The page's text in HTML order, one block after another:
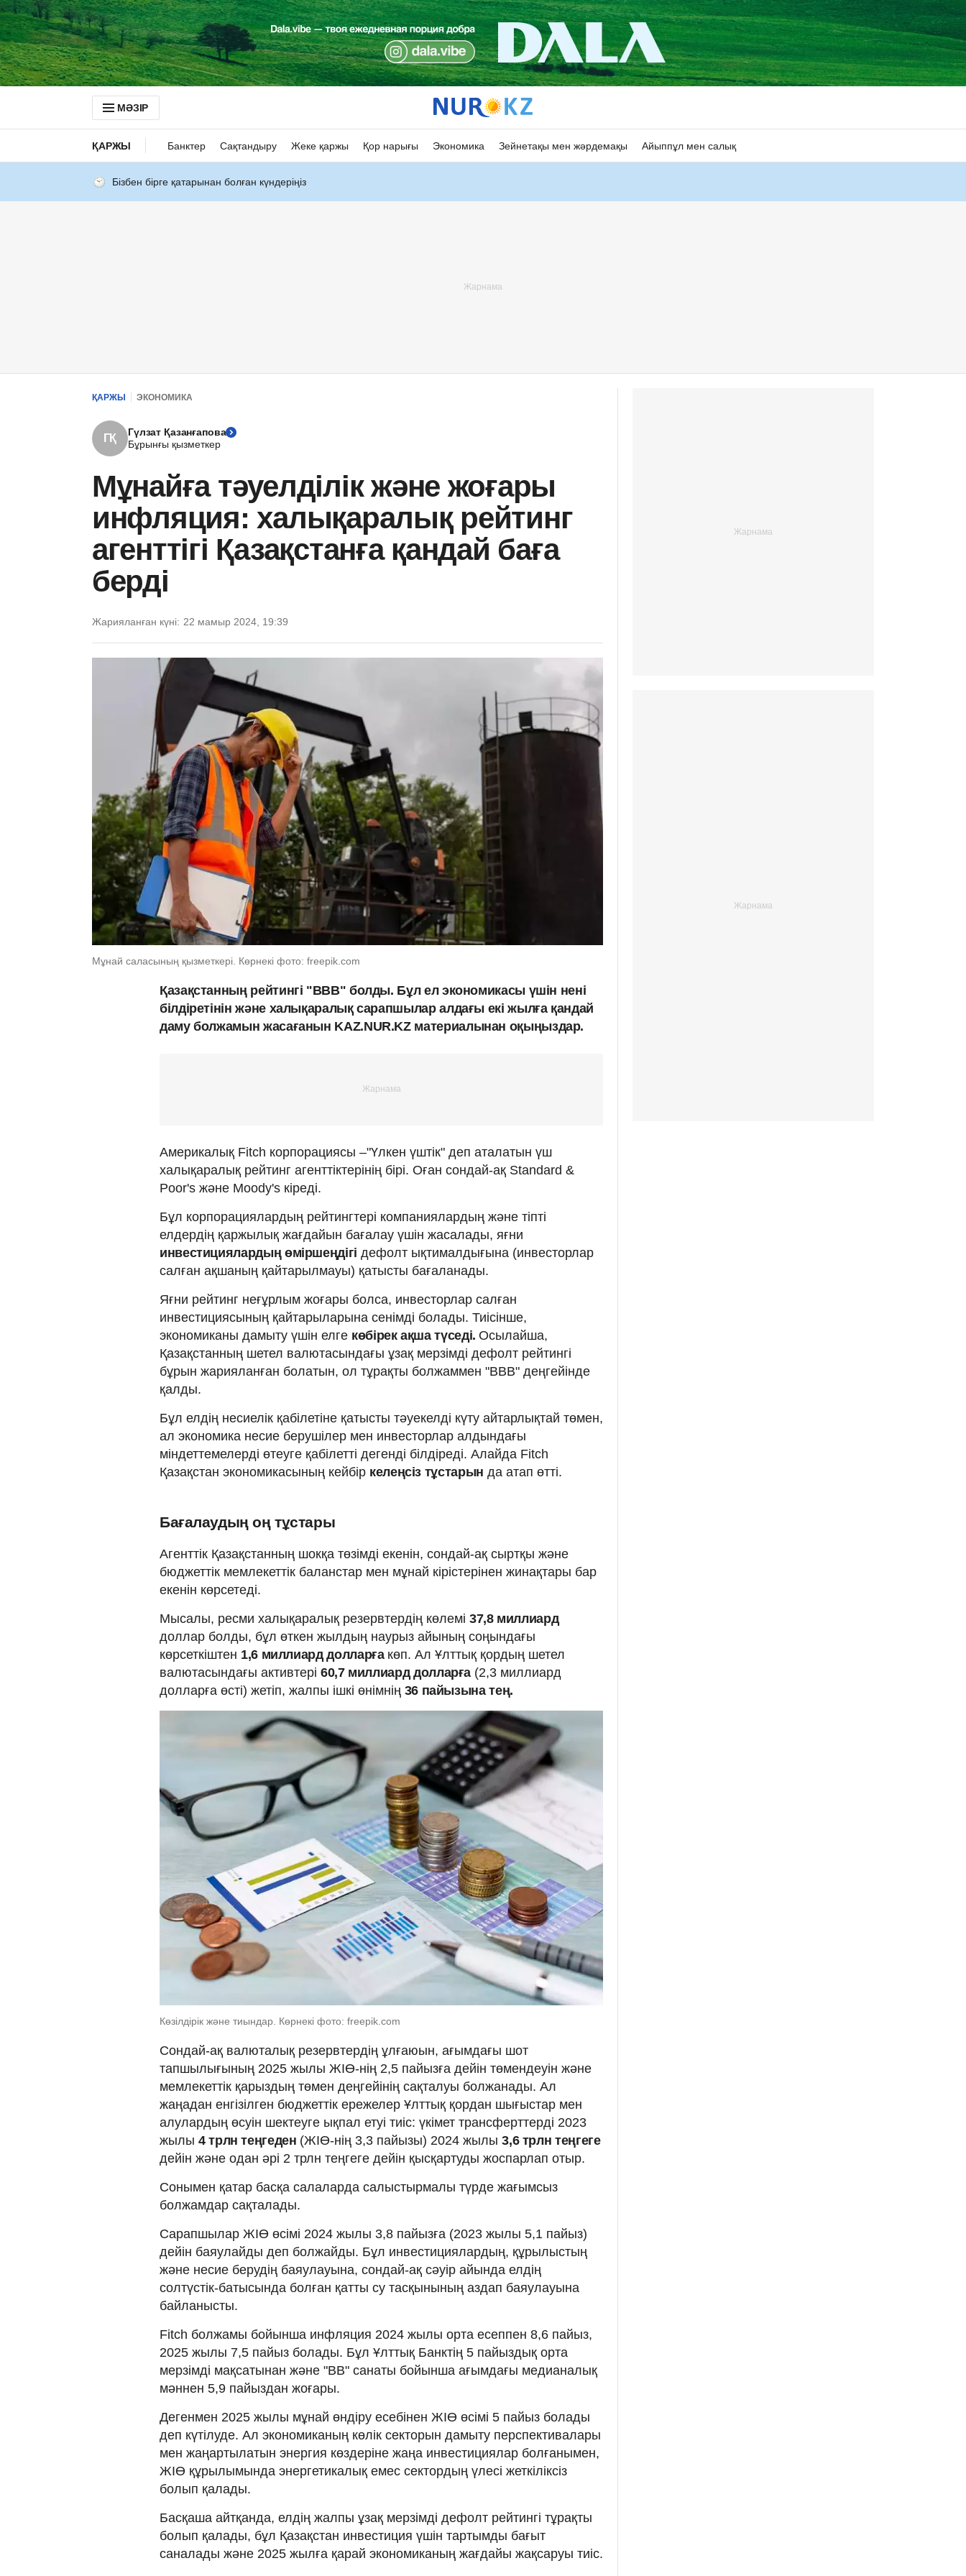
МӘЗІР
ҚАРЖЫ Банктер Сақтандыру Жеке қаржы Қор нарығы Экономика Зейнетақы мен жәрдемақы Айыппұл мен салық
Бізбен бірге қатарынан болған күндеріңіз
ҚАРЖЫ ЭКОНОМИКА
ГҚ
Гүлзат Қазанғапова
Бұрынғы қызметкер
Мұнайға тәуелділік және жоғары
инфляция: халықаралық рейтинг
агенттігі Қазақстанға қандай баға
берді
Жарияланған күні: 22 мамыр 2024, 19:39
Мұнай саласының қызметкері. Көрнекі фото: freepik.com
Қазақстанның рейтингі "BBB" болды. Бұл ел экономикасы үшін нені
білдіретінін және халықаралық сарапшылар алдағы екі жылға қандай
даму болжамын жасағанын KAZ.NUR.KZ материалынан оқыңыздар.
Америкалық Fitch корпорациясы –"Үлкен үштік" деп аталатын үш
халықаралық рейтинг агенттіктерінің бірі. Оған сондай-ақ Standard &
Poor's және Moody's кіреді.
Бұл корпорациялардың рейтингтері компаниялардың және тіпті
елдердің қаржылық жағдайын бағалау үшін жасалады, яғни
инвестициялардың өміршеңдігі дефолт ықтималдығына (инвесторлар
салған ақшаның қайтарылмауы) қатысты бағаланады.
Яғни рейтинг неғұрлым жоғары болса, инвесторлар салған
инвестициясының қайтарыларына сенімді болады. Тиісінше,
экономиканы дамыту үшін елге көбірек ақша түседі.Осылайша,
Қазақстанның шетел валютасындағы ұзақ мерзімді дефолт рейтингі
бұрын жарияланған болатын, ол тұрақты болжаммен "BBB" деңгейінде
қалды.
Бұл елдің несиелік қабілетіне қатысты тәуекелді күту айтарлықтай төмен,
ал экономика несие берушілер мен инвесторлар алдындағы
міндеттемелерді өтеуге қабілетті дегенді білдіреді. Алайда Fitch
Қазақстан экономикасының кейбір келеңсіз тұстарын да атап өтті.
Бағалаудың оң тұстары
Агенттік Қазақстанның шокқа төзімді екенін, сондай-ақ сыртқы және
бюджеттік мемлекеттік баланстар мен мұнай кірістерінен жинақтары бар
екенін көрсетеді.
Мысалы, ресми халықаралық резервтердің көлемі 37,8 миллиард
доллар болды, бұл өткен жылдың наурыз айының соңындағы
көрсеткіштен 1,6 миллиард долларғакөп. Ал Ұлттық қордың шетел
валютасындағы активтері 60,7 миллиард долларға (2,3 миллиард
долларға өсті) жетіп, жалпы ішкі өнімнің 36 пайызына тең.
Көзілдірік және тиындар. Көрнекі фото: freepik.com
Сондай-ақ валюталық резервтердің ұлғаюын, ағымдағы шот
тапшылығының 2025 жылы ЖІӨ-нің 2,5 пайызға дейін төмендеуін және
мемлекеттік қарыздың төмен деңгейінің сақталуы болжанады. Ал
жаңадан енгізілген бюджеттік ережелер Ұлттық қордан шығыстар мен
алулардың өсуін шектеуге ықпал етуі тиіс: үкімет трансферттерді 2023
жылы 4 трлн теңгеден (ЖІӨ-нің 3,3 пайызы) 2024 жылы3,6 трлн теңгеге
дейін және одан әрі 2 трлн теңгеге дейін қысқартуды жоспарлап отыр.
Сонымен қатар басқа салаларда салыстырмалы түрде жағымсыз
болжамдар сақталады.
Сарапшылар ЖІӨ өсімі 2024 жылы 3,8 пайызға (2023 жылы 5,1 пайыз)
дейін баяулайды деп болжайды. Бұл инвестициялардың, құрылыстың
және несие берудің баяулауына, сондай-ақ сәуір айында елдің
солтүстік-батысында болған қатты су тасқынының аздап баяулауына
байланысты.
Fitch болжамы бойынша инфляция 2024 жылы орта есеппен 8,6 пайыз,
2025 жылы 7,5 пайыз болады. Бұл Ұлттық Банктің 5 пайыздық орта
мерзімді мақсатынан және "ВВ" санаты бойынша ағымдағы медианалық
мәннен 5,9 пайыздан жоғары.
Дегенмен 2025 жылы мұнай өндіру есебінен ЖІӨ өсімі 5 пайыз болады
деп күтілуде. Ал экономиканың көлік секторын дамыту перспективалары
мен жаңартылатын энергия көздеріне жаңа инвестициялар болғанымен,
ЖІӨ құрылымында энергетикалық емес сектордың үлесі жеткіліксіз
болып қалады.
Басқаша айтқанда, елдің жалпы ұзақ мерзімді дефолт рейтингі тұрақты
болып қалады, бұл Қазақстан инвестиция үшін тартымды бағыт
саналады және 2025 жылға қарай экономиканың жағдайы жақсаруы тиіс.